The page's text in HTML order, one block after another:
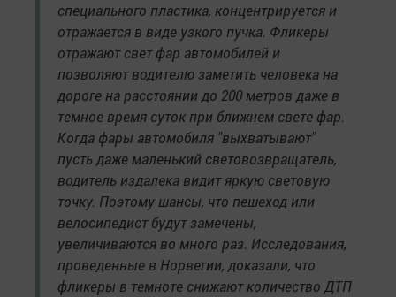
специального пластика, концентрируется и
отражается в виде узкого пучка. Фликеры
отражают свет фар автомобилей и
позволяют водителю заметить человека на
дороге на расстоянии до 200 метров даже в
темное время суток при ближнем свете фар.
Когда фары автомобиля "выхватывают"
пусть даже маленький световозвращатель,
водитель издалека видит яркую световую
точку. Поэтому шансы, что пешеход или
велосипедист будут замечены,
увеличиваются во много раз. Исследования,
проведенные в Норвегии, доказали, что
фликеры в темноте снижают количество ДТП